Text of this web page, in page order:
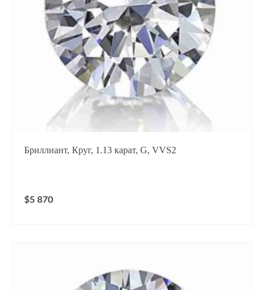
Бриллиант, Круг, 1.13 карат, G, VVS2
$5 870